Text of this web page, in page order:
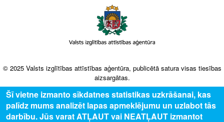
© 2025 Valsts izglītības attīstības aģentūra, publicētā satura visas tiesības
aizsargātas.
Šī vietne izmanto sīkdatnes statistikas uzkrāšanai, kas
palīdz mums analizēt lapas apmeklējumu un uzlabot tās
darbību. Jūs varat ATĻAUT vai NEATĻAUT izmantot